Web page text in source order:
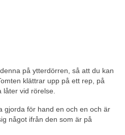
på ytterdörren, så att du kan
klättrar upp på ett rep, på
vid rörelse.
gjorda för hand en och en och är
något ifrån den som är på